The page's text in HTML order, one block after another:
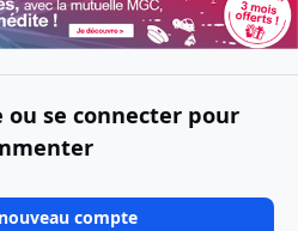
ou se connecter pour
compte